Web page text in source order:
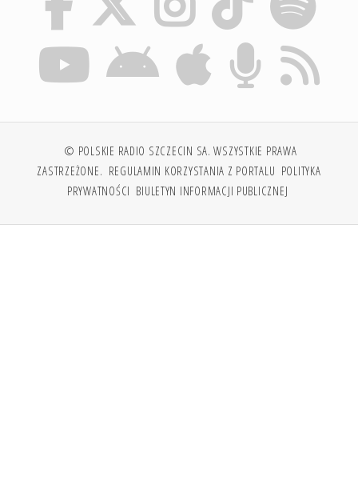
© POLSKIE RADIO SZCZECIN SA. WSZYSTKIE PRAWA
ZASTRZEŻONE. REGULAMIN KORZYSTANIA Z PORTALU POLITYKA
PRYWATNOŚCI BIULETYN INFORMACJI PUBLICZNEJ